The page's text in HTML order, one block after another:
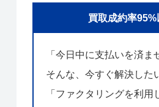
買取成約率
「今日中に支払いを済
そんな、今すぐ解決した
「ファクタリングを利